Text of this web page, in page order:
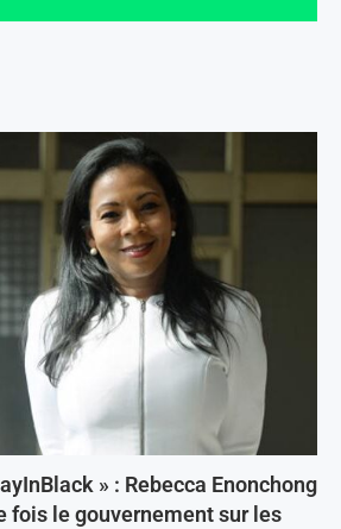
» : Rebecca Enonchong
fois le gouvernement sur les